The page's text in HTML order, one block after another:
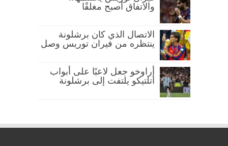
والاتفاق أصبح مغلقًا
الاتصال الذي كان برشلونة
ينتظره من فيران توريس وصل
أراوخو جعل لاعبًا على أبواب
أتلتيكو يلتفت إلى برشلونة